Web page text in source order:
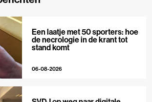
Een laatje met 50 sporters: hoe
de necrologie in de krant tot
stand komt
06-08-2026